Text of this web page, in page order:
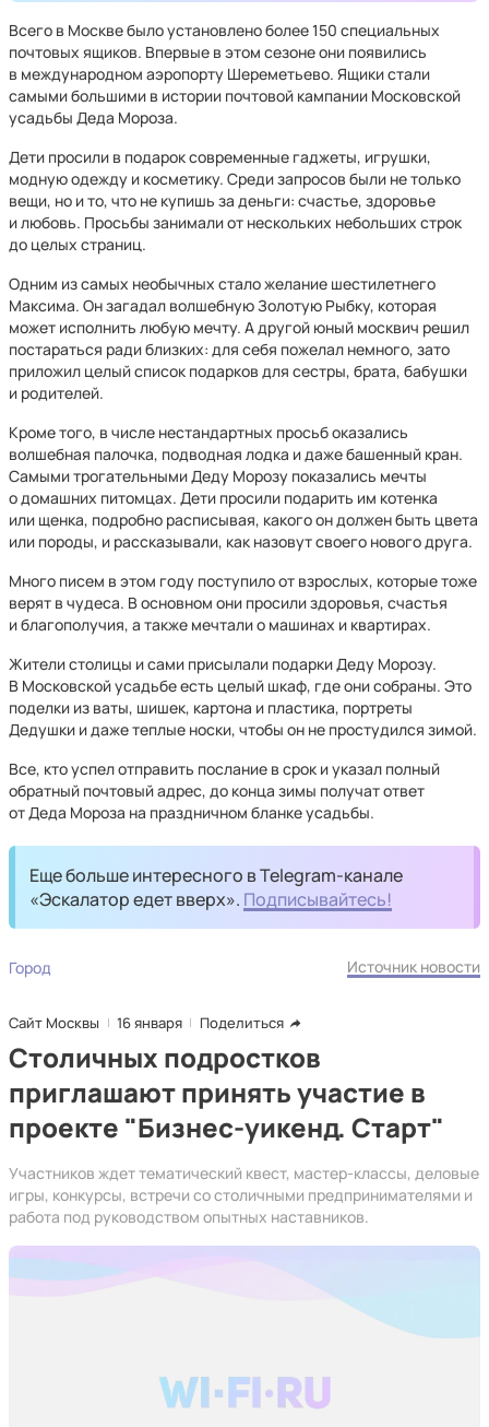
Всего в Москве было установлено более 150 специальных
почтовых ящиков. Впервые в этом сезоне они появились
в международном аэропорту Шереметьево. Ящики стали
самыми большими в истории почтовой кампании Московской
усадьбы Деда Мороза.
Дети просили в подарок современные гаджеты, игрушки,
модную одежду и косметику. Среди запросов были не только
вещи, но и то, что не купишь за деньги: счастье, здоровье
и любовь. Просьбы занимали от нескольких небольших строк
до целых страниц.
Одним из самых необычных стало желание шестилетнего
Максима. Он загадал волшебную Золотую Рыбку, которая
может исполнить любую мечту. А другой юный москвич решил
постараться ради близких: для себя пожелал немного, зато
приложил целый список подарков для сестры, брата, бабушки
и родителей.
Кроме того, в числе нестандартных просьб оказались
волшебная палочка, подводная лодка и даже башенный кран.
Самыми трогательными Деду Морозу показались мечты
о домашних питомцах. Дети просили подарить им котенка
или щенка, подробно расписывая, какого он должен быть цвета
или породы, и рассказывали, как назовут своего нового друга.
Много писем в этом году поступило от взрослых, которые тоже
верят в чудеса. В основном они просили здоровья, счастья
и благополучия, а также мечтали о машинах и квартирах.
Жители столицы и сами присылали подарки Деду Морозу.
В Московской усадьбе есть целый шкаф, где они собраны. Это
поделки из ваты, шишек, картона и пластика, портреты
Дедушки и даже теплые носки, чтобы он не простудился зимой.
Все, кто успел отправить послание в срок и указал полный
обратный почтовый адрес, до конца зимы получат ответ
от Деда Мороза на праздничном бланке усадьбы.
Еще больше интересного в Telegram-канале
«Эскалатор едет вверх». Подписывайтесь!
Город Источник новости
Сайт Москвы 16 января Поделиться
Столичных подростков
приглашают принять участие в
проекте "Бизнес-уикенд. Старт"
Участников ждет тематический квест, мастер-классы, деловые
игры, конкурсы, встречи со столичными предпринимателями и
работа под руководством опытных наставников.